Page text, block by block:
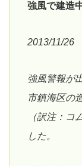
強風で建造
2013/11/26
強風警報が
市鎮海区の
（訳注：コ
した。